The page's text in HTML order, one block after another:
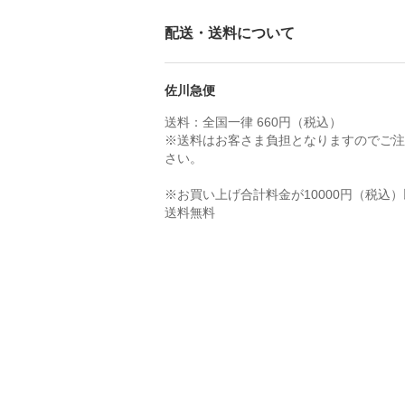
配送・送料について
佐川急便
送料：全国一律 660円（税込）
※送料はお客さま負担となりますのでご
さい。
※お買い上げ合計料金が10000円（税込
送料無料